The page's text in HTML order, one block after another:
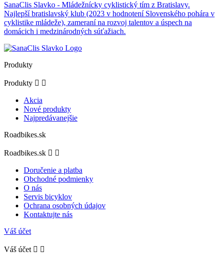
SanaClis Slavko - Mládežnícky cyklistický tím z Bratislavy.
Najlepší bratislavský klub (2023 v hodnotení Slovenského pohára v
cyklistike mládeže), zameraní na rozvoj talentov a úspech na
domácich i medzinárodných súťažiach.
Produkty
Produkty  
Akcia
Nové produkty
Najpredávanejšie
Roadbikes.sk
Roadbikes.sk  
Doručenie a platba
Obchodné podmienky
O nás
Servis bicyklov
Ochrana osobných údajov
Kontaktujte nás
Váš účet
Váš účet  